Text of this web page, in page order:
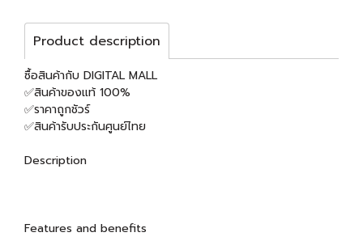
Product description
ซื้อสินค้ากับ DIGITAL MALL
✅สินค้าของแท้ 100%
✅ราคาถูกชัวร์
✅สินค้ารับประกันศูนย์ไทย
Description
Features and benefits